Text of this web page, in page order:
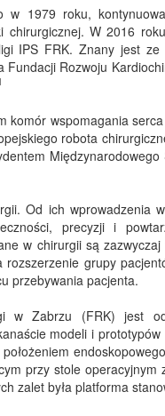
w 1979 roku,
W 2016
IPS FRK. Znany jest ze
Rozwoju
wspomagania
robota
Od ich wprowadzenia
precyzji i
w chirurgii są
grupy
przebywania pacjenta.
w Zabrzu (FRK) jest
modeli i
przy stole
zalet była platforma